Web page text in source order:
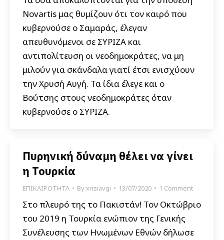
Novartis μας θυμίζουν ότι τον καιρό που
κυβερνούσε ο Σαμαράς, έλεγαν
απευθυνόμενοι σε ΣΥΡΙΖΑ και
αντιπολίτευση οι νεοδημοκράτες, να μη
μιλούν για σκάνδαλα γιατί έτσι ενισχύουν
την Χρυσή Αυγή. Τα ίδια έλεγε και ο
Βούτσης στους νεοδημοκράτες όταν
κυβερνούσε ο ΣΥΡΙΖΑ.
Πυρηνική δύναμη θέλει να γίνει
η Τουρκία
ΕΠΙΚΑΙΡΟΤΗΤΑ Byxrisiavgi 13/07/2020 1 Comment
Στο πλευρό της το Πακιστάν! Τον Οκτώβριο
του 2019 η Τουρκία ενώπιον της Γενικής
Συνέλευσης των Ηνωμένων Εθνών δήλωσε